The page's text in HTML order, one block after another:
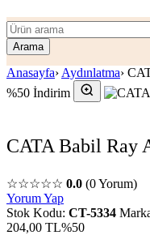
Arama
Anasayfa› Aydınlatma›
%50 İndirim
CATA Babil Ray
☆☆☆☆☆ 0.0 (0 Yorum)
Yorum Yap
Stok Kodu: CT-5334
204,00 TL%50